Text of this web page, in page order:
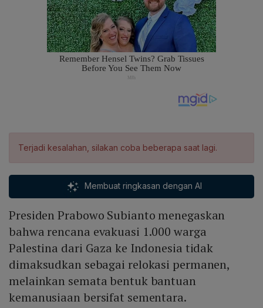
Terjadi kesalahan, silakan coba beberapa saat lagi.
Membuat ringkasan dengan AI
Presiden Prabowo Subianto menegaskan
bahwa rencana evakuasi 1.000 warga
Palestina dari Gaza ke Indonesia tidak
dimaksudkan sebagai relokasi permanen,
melainkan semata bentuk bantuan
kemanusiaan bersifat sementara.